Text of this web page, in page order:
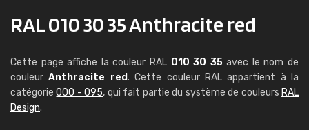
RAL 010 30 35 Anthracite red
Cette page affiche la couleur RAL 010 30 35avec le nom de
couleurAnthracite red. Cette couleur RAL appartient à la
catégorie000 - 095, qui fait partie du système de couleurs RAL
Design.